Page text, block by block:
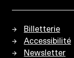
Billetterie
Accessibilité
Newsletter